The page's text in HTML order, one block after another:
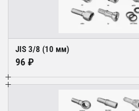
JIS 3/8 (10 мм)
96 ₽